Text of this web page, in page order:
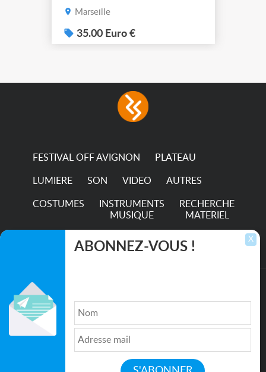
44 cm. Hauteur assise :
récupérer à Marseille
13012.
Marseille
35.00 Euro €
FESTIVAL OFF AVIGNON PLATEAU
LUMIERE SON VIDEO AUTRES
COSTUMES
INSTRUMENTS
MUSIQUE
RECHERCHE
MATERIEL
TRANSPORTS
Qui sommes nous ?| Médias
Politique de confidentialité| Partenaires|
Mentions légales
X
ABONNEZ-VOUS !